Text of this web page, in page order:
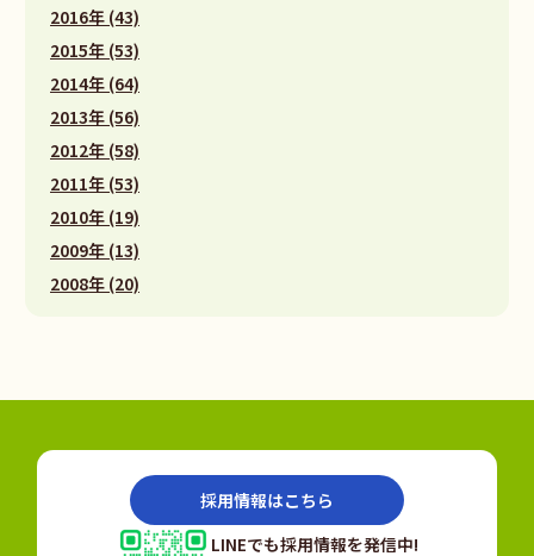
2016年 (43)
2015年 (53)
2014年 (64)
2013年 (56)
2012年 (58)
2011年 (53)
2010年 (19)
2009年 (13)
2008年 (20)
採用情報はこちら
LINEでも採用情報を発信中!